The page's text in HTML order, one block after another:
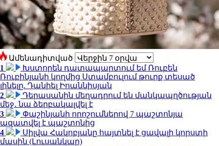
Ամենադիտված
1
Խստորեն դատապարտում եմ Ռուբեն
Ռուբինյանի կողմից Ստամբուլում թուրք տեսած
լինելը. Դանիել Իոաննիսյան
2
Դերասանին մեղադրում են մանկապղծության
մեջ․ նա ձերբակալվել է
3
Փաշինյանի որոշումներով 7 պաշտոնյա
ազատվել է պաշտոնից
4
Սիլվա Հակոբյանը հայտնել է ցավալի կորստի
մասին (Լուսանկար)